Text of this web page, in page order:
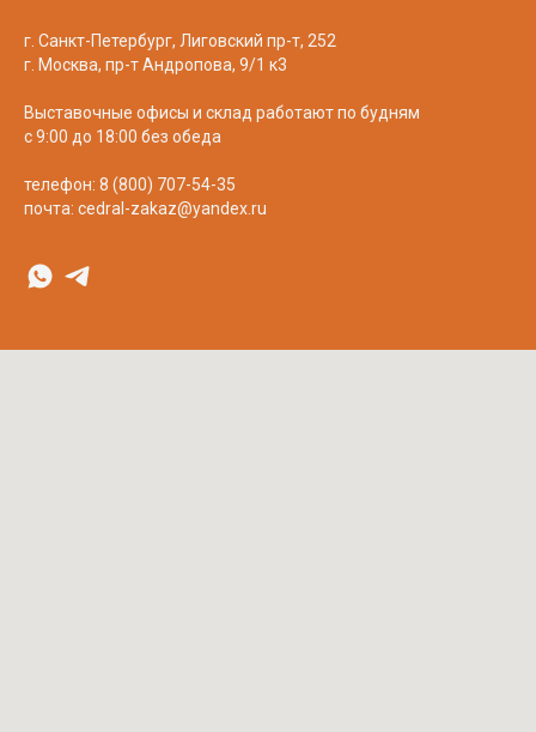
г. Санкт-Петербург, Лиговский пр-т, 252
г. Москва, пр-т Андропова, 9/1 к3
Выставочные офисы и склад работают по будням
с 9:00 до 18:00 без обеда
телефон: 8 (800) 707-54-35
почта: cedral-zakaz@yandex.ru